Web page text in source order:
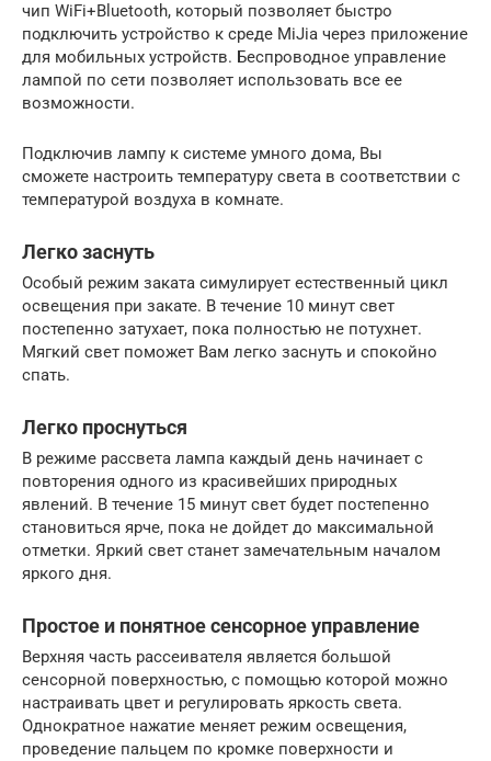
чип WiFi+Bluetooth, который позволяет быстро
подключить устройство к среде MiJia через приложение
для мобильных устройств. Беспроводное управление
лампой по сети позволяет использовать все ее
возможности.
Подключив лампу к системе умного дома, Вы
сможете настроить температуру света в соответствии с
температурой воздуха в комнате.
Легко заснуть
Особый режим заката симулирует естественный цикл
освещения при закате. В течение 10 минут свет
постепенно затухает, пока полностью не потухнет.
Мягкий свет поможет Вам легко заснуть и спокойно
спать.
Легко проснуться
В режиме рассвета лампа каждый день начинает с
повторения одного из красивейших природных
явлений. В течение 15 минут свет будет постепенно
становиться ярче, пока не дойдет до максимальной
отметки. Яркий свет станет замечательным началом
яркого дня.
Простое и понятное сенсорное управление
Верхняя часть рассеивателя является большой
сенсорной поверхностью, с помощью которой можно
настраивать цвет и регулировать яркость света.
Однократное нажатие меняет режим освещения,
проведение пальцем по кромке поверхности и